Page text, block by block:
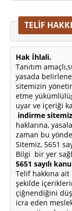
TELİF HAKKI
Hak İhlali.
Tanıtım
yasada
sitemizin
etme
uyar ve içeriği
indirme
haklarına,
zaman bu
Sitemiz, 5651
Bilgi bir yer
5651 sayılı
Telif hakkına
şekilde
çiğnendiğini
icra eden